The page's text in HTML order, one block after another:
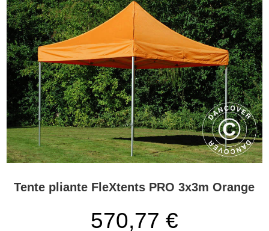
Tente pliante FleXtents PRO 3x3m Orange
570,77 €